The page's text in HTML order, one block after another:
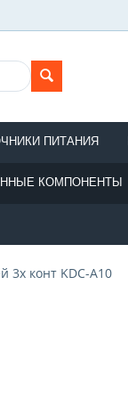
ПИТАНИЯ
КОМПОНЕНТЫ
3х конт KDC-A10